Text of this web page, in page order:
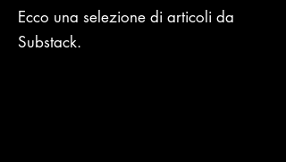
Ecco una selezione di articoli da
Substack.